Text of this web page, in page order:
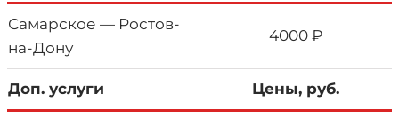
Самарское — Ростов-
на-Дону
4000 ₽
Доп. услуги Цены, руб.